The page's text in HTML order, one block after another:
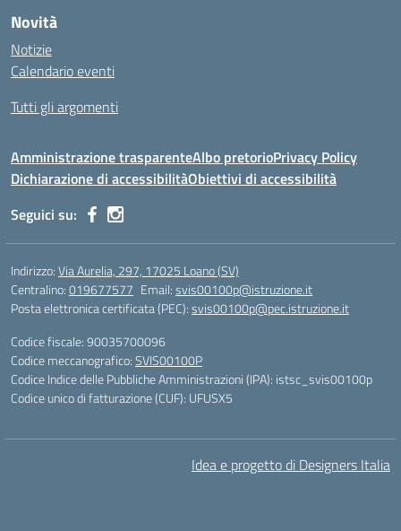
Novità
Notizie
Calendario eventi
Tutti gli argomenti
Amministrazione trasparenteAlbo pretorioPrivacy Policy
Dichiarazione di accessibilitàObiettivi di accessibilità
Seguici su:
Indirizzo:Via Aurelia, 297, 17025 Loano (SV)
Centralino:019677577 Email:svis00100p@istruzione.it
Posta elettronica certificata (PEC):svis00100p@pec.istruzione.it
Codice fiscale: 90035700096
Codice meccanografico:SVIS00100P
Codice Indice delle Pubbliche Amministrazioni (IPA): istsc_svis00100p
Codice unico di fatturazione (CUF): UFUSX5
Idea e progetto di Designers Italia